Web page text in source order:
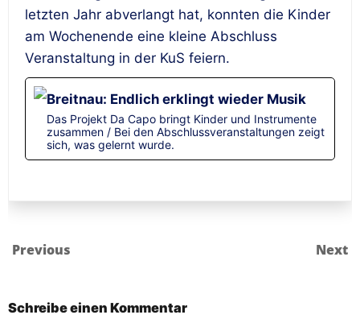
letzten Jahr abverlangt hat, konnten die Kinder
am Wochenende eine kleine Abschluss
Veranstaltung in der KuS feiern.
Breitnau: Endlich erklingt wieder Musik
Das Projekt Da Capo bringt Kinder und Instrumente
zusammen / Bei den Abschlussveranstaltungen zeigt
sich, was gelernt wurde.
Previous Next
Schreibe einen Kommentar